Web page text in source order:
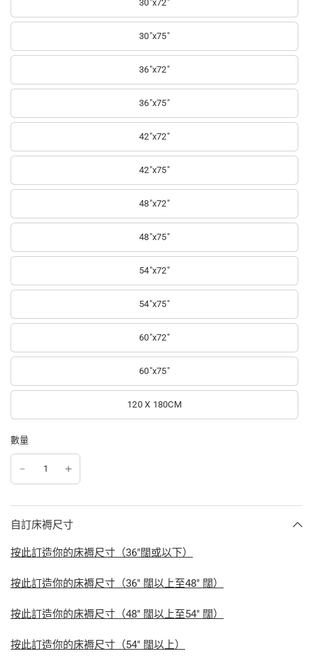
30"x72"
30"x75"
36"x72"
36"x75"
42"x72"
42"x75"
48"x72"
48"x75"
54"x72"
54"x75"
60"x72"
60"x75"
120 X 180CM
數量
自訂床褥尺寸
按此訂造你的床褥尺寸（36"闊或以下）
按此訂造你的床褥尺寸（36" 闊以上至48" 闊）
按此訂造你的床褥尺寸（48" 闊以上至54" 闊）
按此訂造你的床褥尺寸（54" 闊以上）